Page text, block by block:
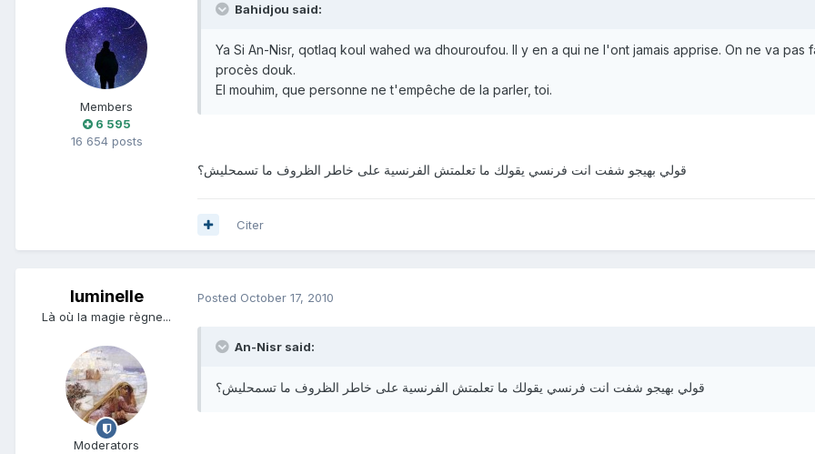
Members
6 595
16 654 posts
Bahidjou said:
Ya Si An-Nisr, qotlaq koul wahed wa dhouroufou. Il y en a qui ne l'ont jamais apprise. On ne va pas
procès douk.
El mouhim, que personne ne t'empêche de la parler, toi.
قولي بهيجو شفت انت فرنسي يقولك ما تعلمتش الفرنسية على خاطر الظروف ما تسمحليش؟
Citer
luminelle
Là où la magie règne...
Moderators
Posted October 17, 2010
An-Nisr said:
قولي بهيجو شفت انت فرنسي يقولك ما تعلمتش الفرنسية على خاطر الظروف ما تسمحليش؟